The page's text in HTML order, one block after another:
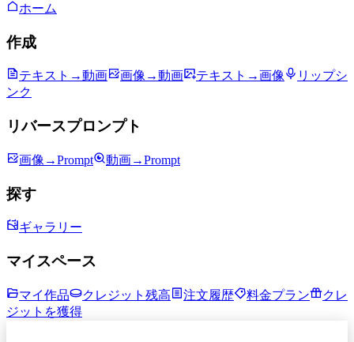
ホーム
作成
テキスト→動画 画像→動画 テキスト→画像
リップシ
ンク
リバースプロンプト
画像→Prompt 動画→Prompt
探す
ギャラリー
マイスペース
マイ作品 クレジット残高 注文履歴 料金プラン
クレ
ジットを獲得